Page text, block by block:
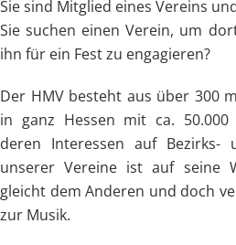
Sie sind Mitglied eines Vereins
Sie suchen einen Verein, um
ihn für ein Fest zu engagieren?
Der HMV besteht aus über 300
in ganz Hessen mit ca.
deren Interessen auf Bezirks-
unserer Vereine ist auf seine
gleicht dem Anderen und doch
zur Musik.